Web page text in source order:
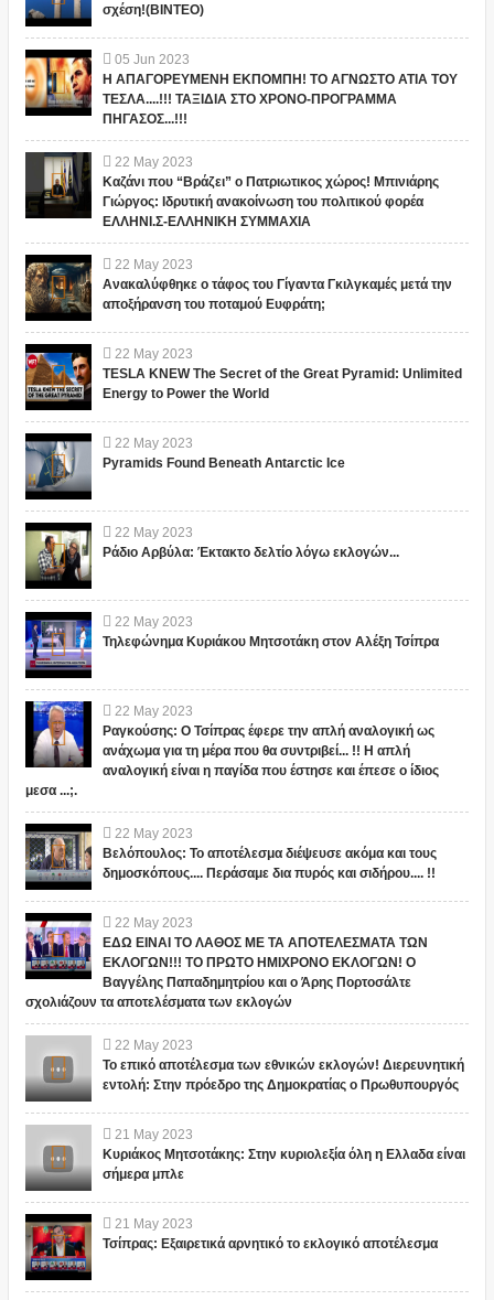
σχέση!(ΒΙΝΤΕΟ)
05 Jun 2023
Η ΑΠΑΓΟΡΕΥΜΕΝΗ ΕΚΠΟΜΠΗ! ΤΟ ΑΓΝΩΣΤΟ ΑΤΙΑ ΤΟΥ
ΤΕΣΛΑ....!!! ΤΑΞΙΔΙΑ ΣΤΟ ΧΡΟΝΟ-ΠΡΟΓΡΑΜΜΑ
ΠΗΓΑΣΟΣ...!!!
22 May 2023
Καζάνι που “Βράζει” ο Πατριωτικος χώρος! Μπινιάρης
Γιώργος: Ιδρυτική ανακοίνωση του πολιτικού φορέα
ΕΛΛΗΝΙ.Σ-ΕΛΛΗΝΙΚΗ ΣΥΜΜΑΧΙΑ
22 May 2023
Ανακαλύφθηκε ο τάφος του Γίγαντα Γκιλγκαμές μετά την
αποξήρανση του ποταμού Ευφράτη;
22 May 2023
TESLA KNEW The Secret of the Great Pyramid: Unlimited
Energy to Power the World
22 May 2023
Pyramids Found Beneath Antarctic Ice
22 May 2023
Ράδιο Αρβύλα: Έκτακτο δελτίο λόγω εκλογών...
22 May 2023
Τηλεφώνημα Κυριάκου Μητσοτάκη στον Αλέξη Τσίπρα
22 May 2023
Ραγκούσης: Ο Τσίπρας έφερε την απλή αναλογική ως
ανάχωμα για τη μέρα που θα συντριβεί... !! Η απλή
αναλογική είναι η παγίδα που έστησε και έπεσε ο ίδιος
μεσα ...;.
22 May 2023
Βελόπουλος: Το αποτέλεσμα διέψευσε ακόμα και τους
δημοσκόπους.... Περάσαμε δια πυρός και σιδήρου.... !!
22 May 2023
ΕΔΩ ΕΙΝΑΙ ΤΟ ΛΑΘΟΣ ΜΕ ΤΑ ΑΠΟΤΕΛΕΣΜΑΤΑ ΤΩΝ
ΕΚΛΟΓΩΝ!!! ΤΟ ΠΡΩΤΟ ΗΜΙΧΡΟΝΟ ΕΚΛΟΓΩΝ! Ο
Βαγγέλης Παπαδημητρίου και ο Άρης Πορτοσάλτε
σχολιάζουν τα αποτελέσματα των εκλογών
22 May 2023
Το επικό αποτέλεσμα των εθνικών εκλογών! Διερευνητική
εντολή: Στην πρόεδρο της Δημοκρατίας ο Πρωθυπουργός
21 May 2023
Κυριάκος Μητσοτάκης: Στην κυριολεξία όλη η Ελλαδα είναι
σήμερα μπλε
21 May 2023
Τσίπρας: Εξαιρετικά αρνητικό το εκλογικό αποτέλεσμα